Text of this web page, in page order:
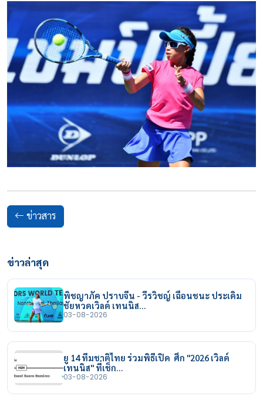
ข่าวสาร
ข่าวล่าสุด
พิชญาภัค ปราบจีน - วีรวิชญ์ เฉือนชนะ ประเดิม
ชัยหวดเวิลด์ เทนนิส…
03-08-2026
ยู 14 ทีมชาติไทย ร่วมพิธีเปิด ศึก "2026 เวิลด์
เทนนิส" ที่เช็ก…
03-08-2026